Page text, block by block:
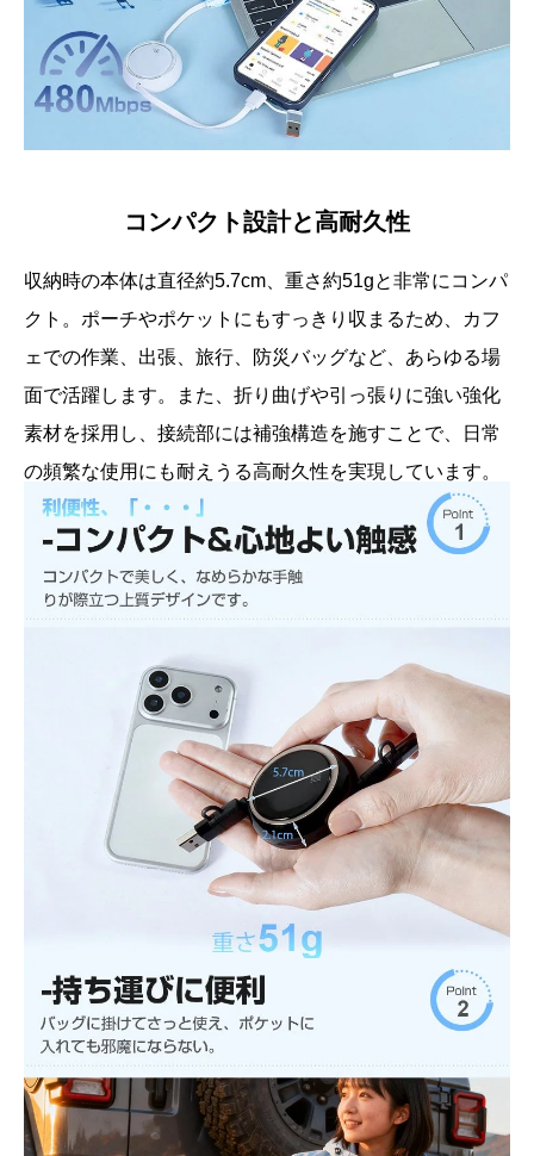
コンパクト設計と高耐久性
収納時の本体は直径約5.7cm、重さ約51gと非常にコンパ
クト。ポーチやポケットにもすっきり収まるため、カフ
ェでの作業、出張、旅行、防災バッグなど、あらゆる場
面で活躍します。また、折り曲げや引っ張りに強い強化
素材を採用し、接続部には補強構造を施すことで、日常
の頻繁な使用にも耐えうる高耐久性を実現しています。